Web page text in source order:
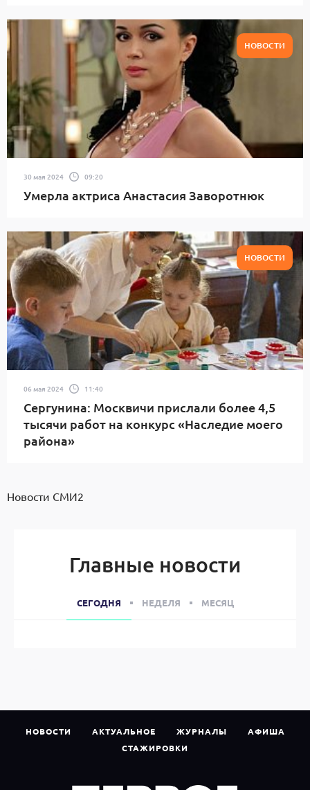
НОВОСТИ
30 мая 2024 09:20
Умерла актриса Анастасия Заворотнюк
НОВОСТИ
06 мая 2024 11:40
Сергунина: Москвичи прислали более 4,5
тысячи работ на конкурс «Наследие моего
района»
Новости СМИ2
Главные новости
СЕГОДНЯ НЕДЕЛЯ МЕСЯЦ
НОВОСТИ АКТУАЛЬНОЕ ЖУРНАЛЫ
АФИША
СТАЖИРОВКИ